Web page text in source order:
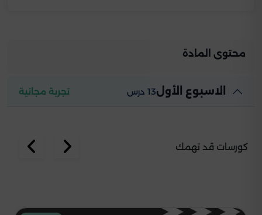
محتوى المادة
الاسبوع الأول13 درس تجربة مجانية
كورسات قد تهمك